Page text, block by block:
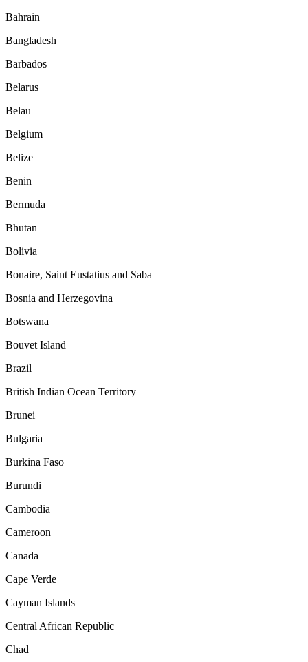
Bahrain
Bangladesh
Barbados
Belarus
Belau
Belgium
Belize
Benin
Bermuda
Bhutan
Bolivia
Bonaire, Saint Eustatius and Saba
Bosnia and Herzegovina
Botswana
Bouvet Island
Brazil
British Indian Ocean Territory
Brunei
Bulgaria
Burkina Faso
Burundi
Cambodia
Cameroon
Canada
Cape Verde
Cayman Islands
Central African Republic
Chad